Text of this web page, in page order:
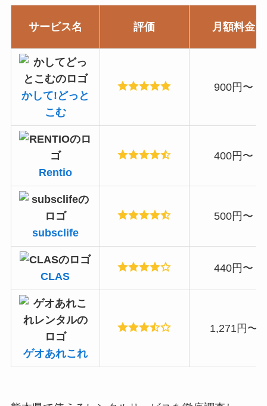
サービス名 評価 月額料金
かして!どっと
こむ
900円〜
Rentio
400円〜
subsclife
500円〜
CLAS
440円〜
ゲオあれこれ
1,271円〜